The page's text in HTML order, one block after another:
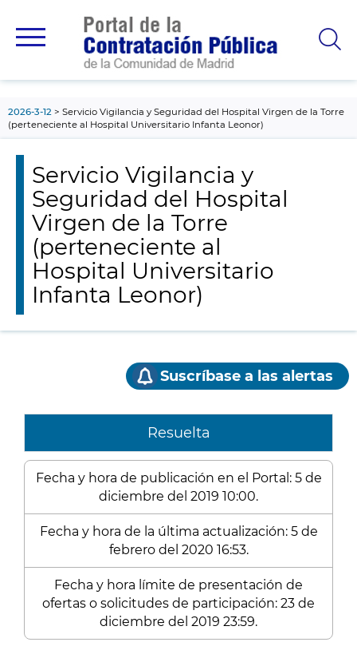
principal
2026-3-12
Servicio Vigilancia y Seguridad del Hospital Virgen de la Torre
(perteneciente al Hospital Universitario Infanta Leonor)
Servicio Vigilancia y
Seguridad del Hospital
Virgen de la Torre
(perteneciente al
Hospital Universitario
Infanta Leonor)
Suscríbase a las alertas
Resuelta
Fecha y hora de publicación en el Portal: 5 de
diciembre del 2019 10:00.
Fecha y hora de la última actualización: 5 de
febrero del 2020 16:53.
Fecha y hora límite de presentación de
ofertas o solicitudes de participación: 23 de
diciembre del 2019 23:59.